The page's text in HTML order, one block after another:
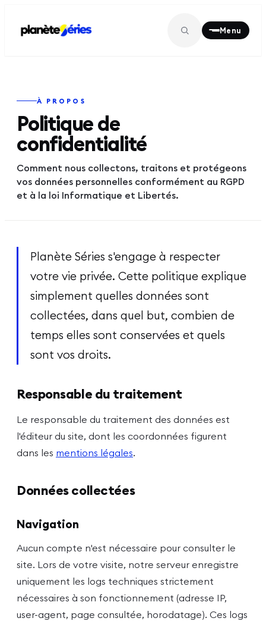
Menu
MENU PRINCIPAL
À la une
Séries
03 Films
04 Agenda
Actus
SWAT EXILES
DÉCOUVRIR
©2026planèteséries · Site créé avec
À PROPOS
Politique de
confidentialité
Comment nous collectons, traitons et protégeons
vos données personnelles conformément au RGPD
et à la loi Informatique et Libertés.
Planète Séries s'engage à respecter
votre vie privée. Cette politique explique
simplement quelles données sont
collectées, dans quel but, combien de
temps elles sont conservées et quels
sont vos droits.
Responsable du traitement
Le responsable du traitement des données est
l'éditeur du site, dont les coordonnées figurent
dans les mentions légales.
Données collectées
Navigation
Aucun compte n'est nécessaire pour consulter le
site. Lors de votre visite, notre serveur enregistre
uniquement les logs techniques strictement
nécessaires à son fonctionnement (adresse IP,
user-agent, page consultée, horodatage). Ces logs